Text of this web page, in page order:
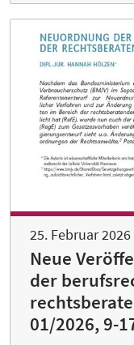
25. Februar 2026
Neue
der
01/2026, 9-